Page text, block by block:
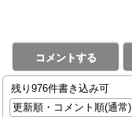
コメントする
残り976件書き込み可
更新順・コメント順(通常)